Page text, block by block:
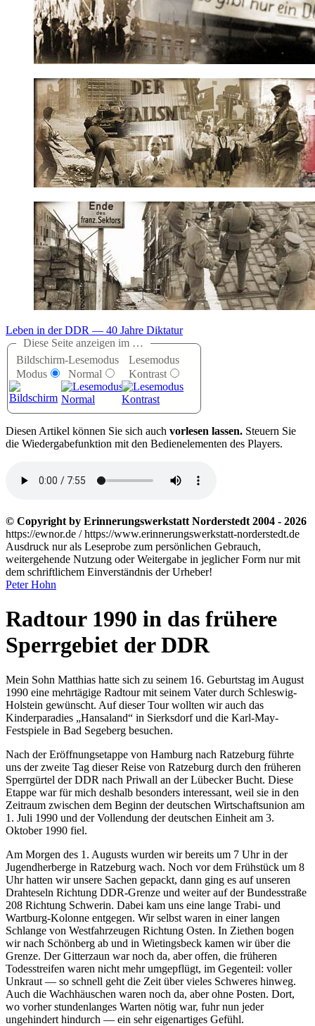
Leben in der DDR — 40 Jahre Diktatur
Diese Seite anzeigen im …
Bildschirm-
Modus
Lesemodus
Normal
Lesemodus
Kontrast
Diesen Artikel können Sie sich auch vorlesen lassen. Steuern Sie
die Wiedergabefunktion mit den Bedienelementen des Players.
© Copyright by Erinnerungswerkstatt Norderstedt 2004 - 2026
https://ewnor.de / https://www.erinnerungswerkstatt-norderstedt.de
Ausdruck nur als Leseprobe zum persönlichen Gebrauch,
weitergehende Nutzung oder Weitergabe in jeglicher Form nur mit
dem schriftlichem Einverständnis der Urheber!
Peter Hohn
Radtour 1990 in das frühere
Sperrgebiet der DDR
Mein Sohn Matthias hatte sich zu seinem 16. Geburtstag im August
1990 eine mehrtägige Radtour mit seinem Vater durch Schleswig-
Holstein gewünscht. Auf dieser Tour wollten wir auch das
Kinderparadies
Hansaland
in Sierksdorf und die Karl-May-
Festspiele in Bad Segeberg besuchen.
Nach der Eröffnungsetappe von Hamburg nach Ratzeburg führte
uns der zweite Tag dieser Reise von Ratzeburg durch den früheren
Sperrgürtel der DDR nach Priwall an der Lübecker Bucht. Diese
Etappe war für mich deshalb besonders interessant, weil sie in den
Zeitraum zwischen dem Beginn der deutschen Wirtschaftsunion am
1. Juli 1990 und der Vollendung der deutschen Einheit am 3.
Oktober 1990 fiel.
Am Morgen des 1. Augusts wurden wir bereits um 7 Uhr in der
Jugendherberge in Ratzeburg wach. Noch vor dem Frühstück um 8
Uhr hatten wir unsere Sachen gepackt, dann ging es auf unseren
Drahteseln Richtung DDR-Grenze und weiter auf der Bundesstraße
208 Richtung Schwerin. Dabei kam uns eine lange Trabi- und
Wartburg-Kolonne entgegen. Wir selbst waren in einer langen
Schlange von Westfahrzeugen Richtung Osten. In Ziethen bogen
wir nach Schönberg ab und in Wietingsbeck kamen wir über die
Grenze. Der Gitterzaun war noch da, aber offen, die früheren
Todesstreifen waren nicht mehr umgepflügt, im Gegenteil: voller
Unkraut — so schnell geht die Zeit über vieles Schweres hinweg.
Auch die Wachhäuschen waren noch da, aber ohne Posten. Dort,
wo vorher stundenlanges Warten nötig war, fuhr nun jeder
ungehindert hindurch — ein sehr eigenartiges Gefühl.